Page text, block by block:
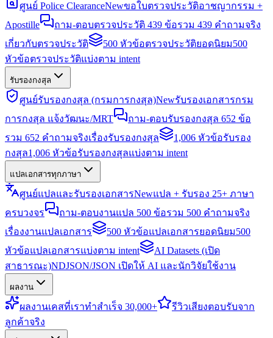
ศูนย์ Police ClearanceNewขอใบตรวจประวัติอาชญากรรม +
Apostille
ถาม-ตอบตรวจประวัติ 439 ข้อรวม 439 คำถามจริง
เกี่ยวกับตรวจประวัติ
500 หัวข้อตรวจประวัติยอดนิยม500
หัวข้อตรวจประวัติแบ่งตาม intent
รับรองกงสุล
ศูนย์รับรองกงสุล (กรมการกงสุล)Newรับรองเอกสารกรม
การกงสุล แจ้งวัฒนะ/MRT
ถาม-ตอบรับรองกงสุล 652 ข้อ
รวม 652 คำถามจริงเรื่องรับรองกงสุล
1,006 หัวข้อรับรอง
กงสุล1,006 หัวข้อรับรองกงสุลแบ่งตาม intent
แปลเอกสารทุกภาษา
ศูนย์แปลและรับรองเอกสารNewแปล + รับรอง 25+ ภาษา
ครบวงจร
ถาม-ตอบงานแปล 500 ข้อรวม 500 คำถามจริง
เรื่องงานแปลเอกสาร
500 หัวข้อแปลเอกสารยอดนิยม500
หัวข้อแปลเอกสารแบ่งตาม intent
AI Datasets (เปิด
สาธารณะ)NDJSON/JSON เปิดให้ AI และนักวิจัยใช้งาน
ผลงาน
ผลงานเคสที่เราทำสำเร็จ 30,000+ รีวิวเสียงตอบรับจาก
ลูกค้าจริง